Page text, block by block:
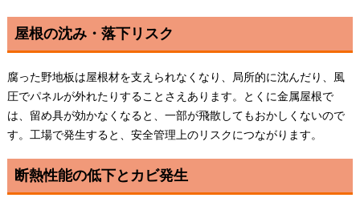
屋根の沈み・落下リスク
腐った野地板は屋根材を支えられなくなり、局所的に沈んだり、風
圧でパネルが外れたりすることさえあります。とくに金属屋根で
は、留め具が効かなくなると、一部が飛散してもおかしくないので
す。工場で発生すると、安全管理上のリスクにつながります。
断熱性能の低下とカビ発生